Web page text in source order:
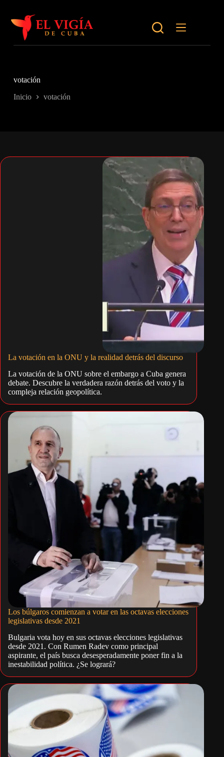
contenido
votación
Inicio votación
La votación en la ONU y la realidad detrás del discurso
La votación de la ONU sobre el embargo a Cuba genera
debate. Descubre la verdadera razón detrás del voto y la
compleja relación geopolítica.
Los búlgaros comienzan a votar en las octavas elecciones
legislativas desde 2021
Bulgaria vota hoy en sus octavas elecciones legislativas
desde 2021. Con Rumen Radev como principal
aspirante, el país busca desesperadamente poner fin a la
inestabilidad política. ¿Se logrará?